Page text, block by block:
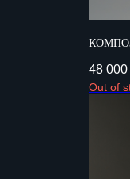
48 000
Out of